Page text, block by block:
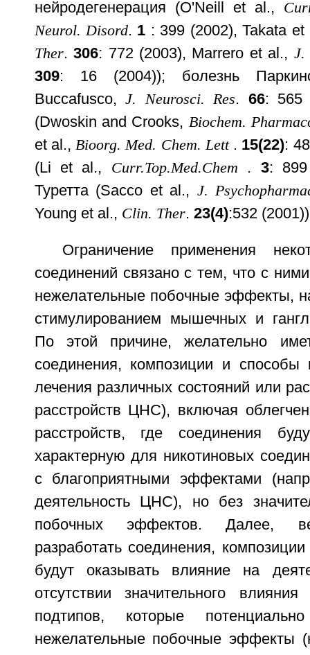
нейродегенерация (O'Neill et al.,
Neurol. Disord. 1 : 399 (2002), Takata
Ther.306: 772 (2003), Marrero et al., J.
309: 16 (2004)); болезнь
Buccafusco,J. Neurosci. Res. 66: 565
(Dwoskin and Crooks, Biochem.
et al.,Bioorg. Med. Chem. Lett. 15(22):
(Li et al., Curr.Top.Med.Chem . 3:
Туретта (Sacco et al., J.
Young et al., Clin. Ther. 23(4):532
Ограничение применения
соединений связано с тем, что с
нежелательные побочные эффекты,
стимулированием мышечных и
По этой причине, желательно
соединения, композиции и способы
лечения различных состояний или
расстройств ЦНС), включая
расстройств, где соединения
характерную для никотиновых
с благоприятными эффектами
деятельность ЦНС), но без
побочных эффектов. Далее,
разработать соединения,
будут оказывать влияние на
отсутствии значительного
подтипов, которые
нежелательные побочные эффекты